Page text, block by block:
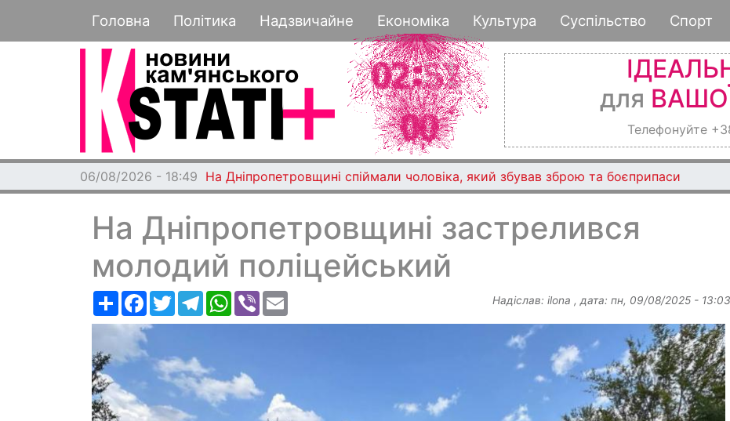
до
основного
Основная навигация
Головна Політика Надзвичайне Економіка Культура Суспільство Спорт
для
Телефонуйте
06/08/2026 - 18:49 На Дніпропетровщині спіймали чоловіка, який збував зброю та боєприпаси
На Дніпропетровщині застрелився
молодий поліцейський
РесурсFacebook
TwitterTelegramWhatsApp
Viber Надіслав: ilona , дата: пн, 09/08/2025 - 13:03